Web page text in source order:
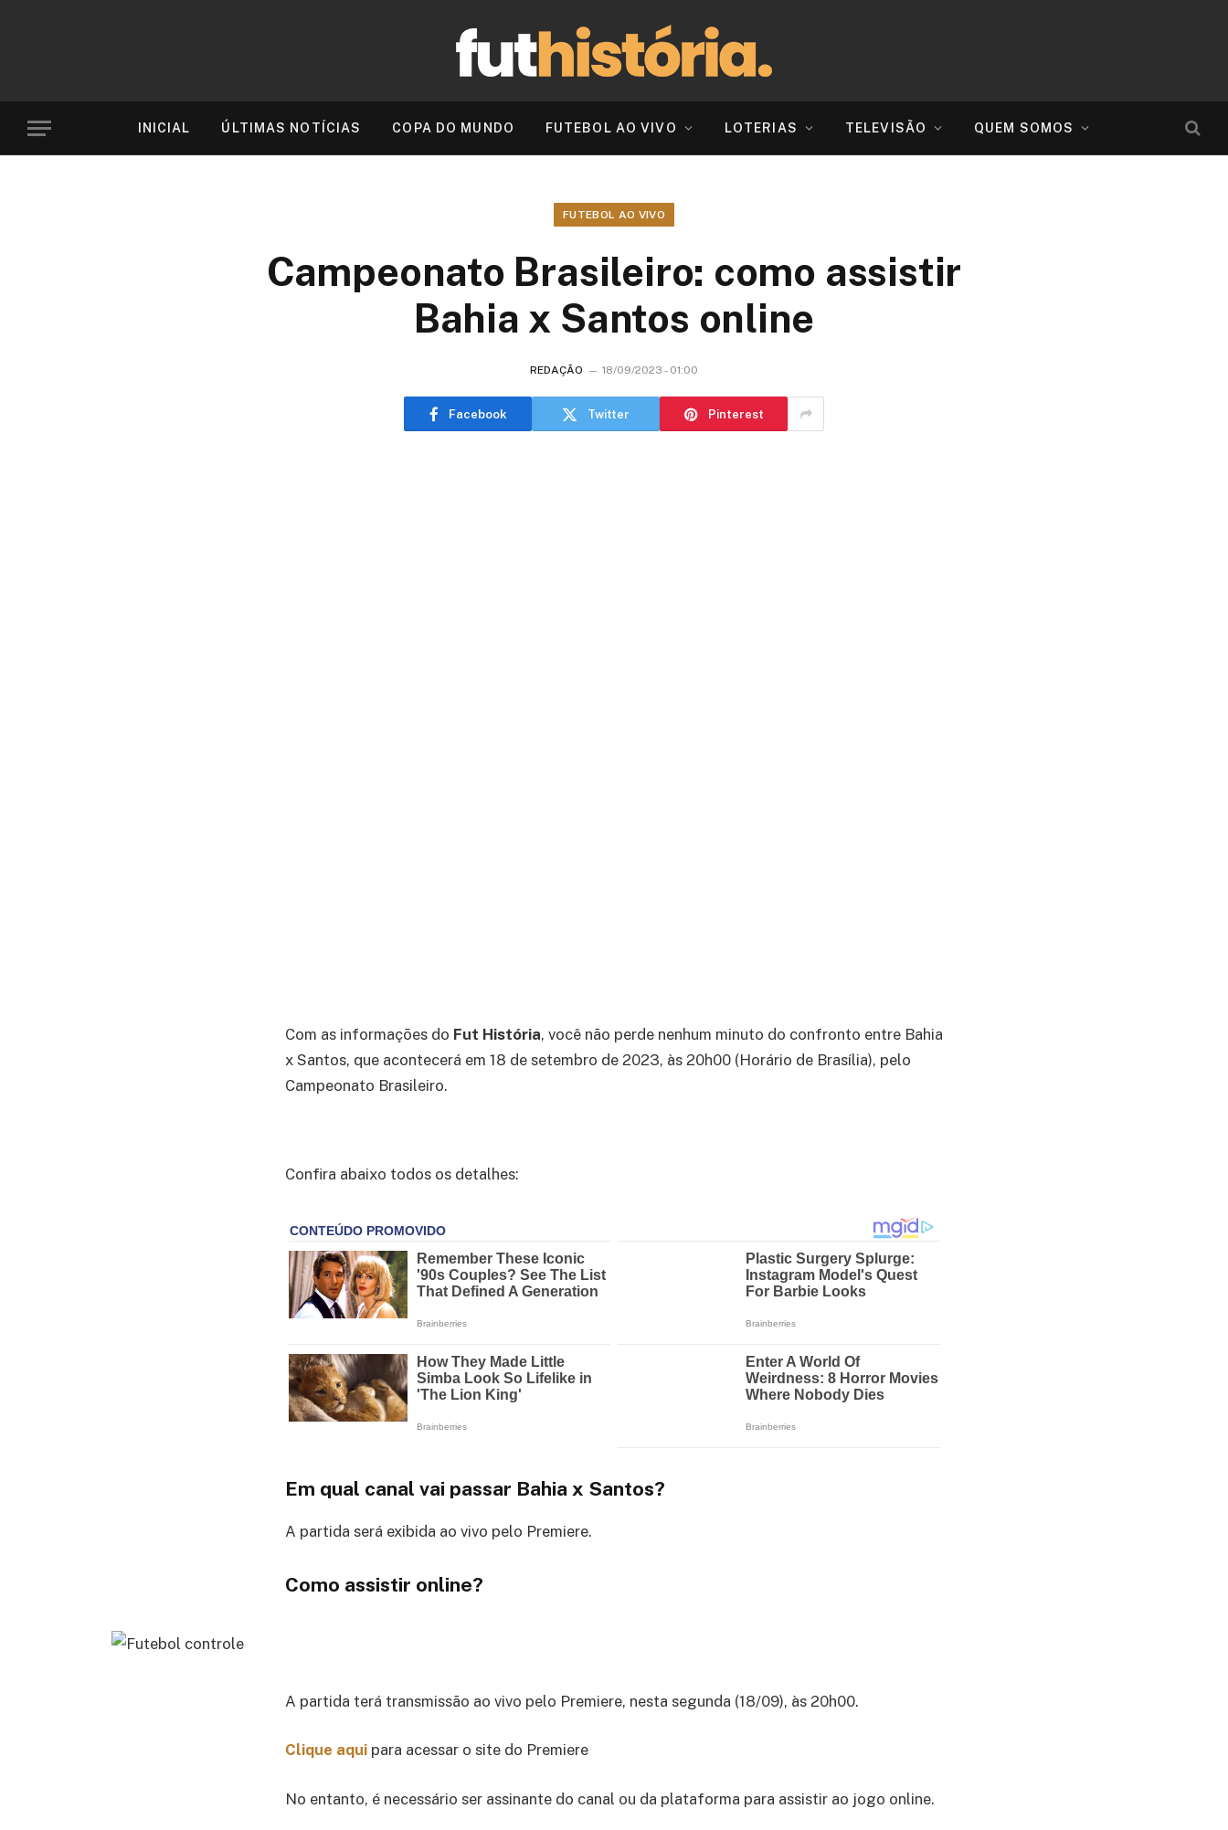
INICIAL ÚLTIMAS NOTÍCIAS COPA DO MUNDO FUTEBOL AO VIVO LOTERIAS TELEVISÃO QUEM SOMOS
FUTEBOL AO VIVO
Campeonato Brasileiro: como assistir
Bahia x Santos online
REDAÇÃO 18/09/2023 - 01:00
Facebook Twitter Pinterest
Com as informações do Fut História, você não perde nenhum minuto do confronto entre Bahia
x Santos, que acontecerá em 18 de setembro de 2023, às 20h00 (Horário de Brasília), pelo
Campeonato Brasileiro.
Confira abaixo todos os detalhes:
Em qual canal vai passar Bahia x Santos?
A partida será exibida ao vivo pelo Premiere.
Como assistir online?
A partida terá transmissão ao vivo pelo Premiere, nesta segunda (18/09), às 20h00.
Clique aqui para acessar o site do Premiere
No entanto, é necessário ser assinante do canal ou da plataforma para assistir ao jogo online.